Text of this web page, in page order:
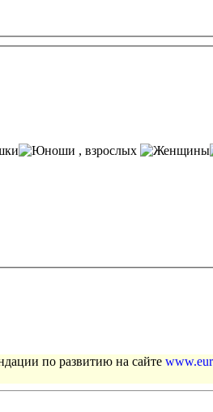
, взрослых
по развитию на сайте